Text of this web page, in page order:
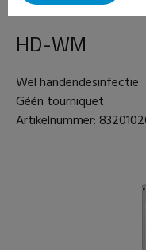
HD-WM
Wel handendesinfectie
Géén tourniquet
Artikelnummer: